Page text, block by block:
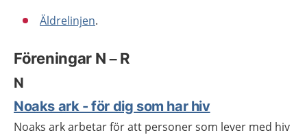
Äldrelinjen.
Föreningar N – R
N
Noaks ark - för dig som har hiv
Noaks ark arbetar för att personer som lever med hiv